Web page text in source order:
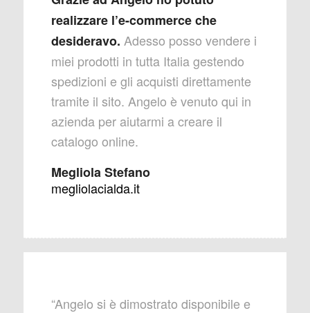
realizzare l’e-commerce che
desideravo. Adesso posso vendere i
miei prodotti in tutta Italia gestendo
spedizioni e gli acquisti direttamente
tramite il sito. Angelo è venuto qui in
azienda per aiutarmi a creare il
catalogo online.
Megliola Stefano
megliolacialda.it
“Angelo si è dimostrato disponibile e